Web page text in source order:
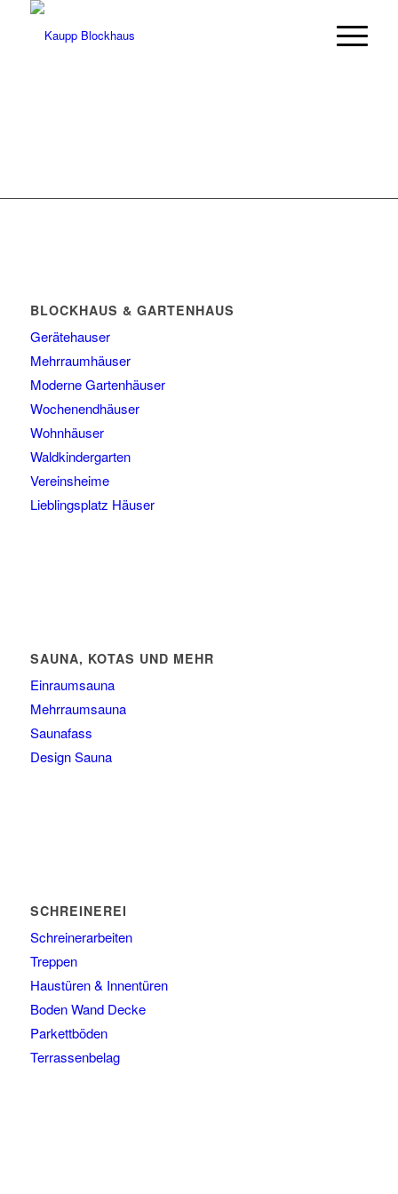
BLOCKHAUS & GARTENHAUS
Gerätehauser
Mehrraumhäuser
Moderne Gartenhäuser
Wochenendhäuser
Wohnhäuser
Waldkindergarten
Vereinsheime
Lieblingsplatz Häuser
SAUNA, KOTAS UND MEHR
Einraumsauna
Mehrraumsauna
Saunafass
Design Sauna
SCHREINEREI
Schreinerarbeiten
Treppen
Haustüren & Innentüren
Boden Wand Decke
Parkettböden
Terrassenbelag